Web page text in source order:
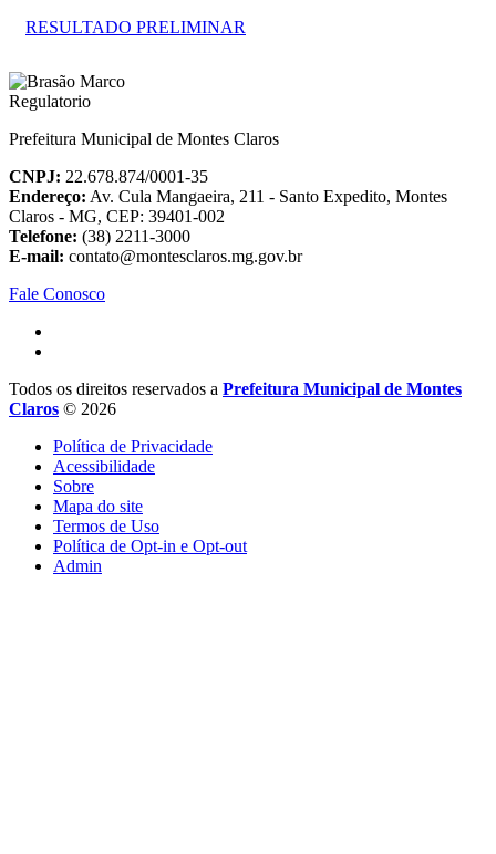
RESULTADO PRELIMINAR
Prefeitura Municipal de Montes Claros
CNPJ: 22.678.874/0001-35
Endereço: Av. Cula Mangaeira, 211 - Santo Expedito, Montes
Claros - MG, CEP: 39401-002
Telefone: (38) 2211-3000
E-mail: contato@montesclaros.mg.gov.br
Fale Conosco
Todos os direitos reservados a Prefeitura Municipal de Montes
Claros © 2026
Política de Privacidade
Acessibilidade
Sobre
Mapa do site
Termos de Uso
Política de Opt-in e Opt-out
Admin